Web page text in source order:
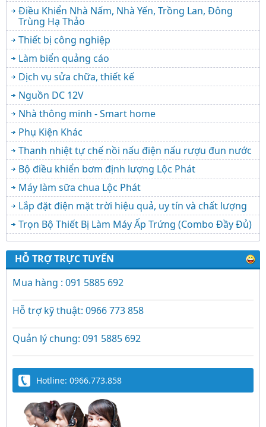
Điều Khiển Nhà Nấm, Nhà Yến, Trồng Lan, Đông
Trùng Hạ Thảo
Thiết bị công nghiệp
Làm biển quảng cáo
Dịch vụ sửa chữa, thiết kế
Nguồn DC 12V
Nhà thông minh - Smart home
Phụ Kiện Khác
Thanh nhiệt tự chế nồi nấu điện nấu rượu đun nước
Bộ điều khiển bơm định lượng Lộc Phát
Máy làm sữa chua Lộc Phát
Lắp đặt điện mặt trời hiệu quả, uy tín và chất lượng
Trọn Bộ Thiết Bị Làm Máy Ấp Trứng (Combo Đầy Đủ)
HỖ TRỢ TRỰC TUYẾN
Mua hàng : 091 5885 692
Hỗ trợ kỹ thuật: 0966 773 858
Quản lý chung: 091 5885 692
Hotline: 0966.773.858